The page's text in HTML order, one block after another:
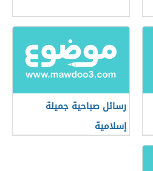
رسائل صباحية جميلة
إسلامية